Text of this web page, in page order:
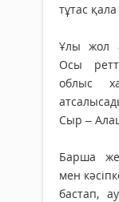
тұтас
Ұлы жол
Осы
облыс
Сыр –
Барша
мен
бастап,